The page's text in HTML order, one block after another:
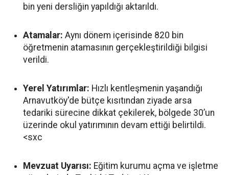
bin yeni dersliğin yapıldığı aktarıldı.
Atamalar: Aynı dönem içerisinde 820 bin
öğretmenin atamasının gerçekleştirildiği bilgisi
verildi.
Yerel Yatırımlar: Hızlı kentleşmenin yaşandığı
Arnavutköy'de bütçe kısıtından ziyade arsa
tedariki sürecine dikkat çekilerek, bölgede 30’un
üzerinde okul yatırımının devam ettiği belirtildi.
<sxc
Mevzuat Uyarısı: Eğitim kurumu açma ve işletme